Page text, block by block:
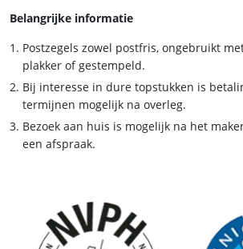
Belangrijke informatie
Postzegels zowel postfris, ongebruikt
plakker of gestempeld.
Bij interesse in dure topstukken is
termijnen mogelijk na overleg.
Bezoek aan huis is mogelijk na het
een afspraak.